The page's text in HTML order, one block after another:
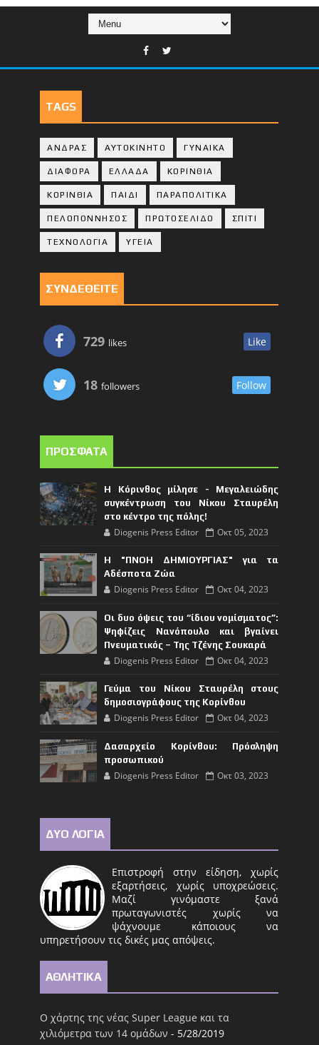
TAGS
ΑΝΔΡΑΣ ΑΥΤΟΚΙΝΗΤΟ ΓΥΝΑΙΚΑ
ΔΙΑΦΟΡΑ ΕΛΛΑΔΑ ΚΟΡΙΝΘΙΑ
ΚΟΡΙΝΘΙA ΠΑΙΔΙ ΠΑΡΑΠΟΛΙΤΙΚΑ
ΠΕΛΟΠΟΝΝΗΣΟΣ ΠΡΩΤΟΣΕΛΙΔΟ ΣΠΙΤΙ
ΤΕΧΝΟΛΟΓΙΑ ΥΓΕΙΑ
ΣΥΝΔΕΘΕΙΤΕ
729 likes Like
18 followers Follow
ΠΡΟΣΦΑΤΑ
Η Κόρινθος μίλησε - Μεγαλειώδης
συγκέντρωση του Νίκου Σταυρέλη
στο κέντρο της πόλης!
Diogenis Press Editor Οκτ 05, 2023
Η "ΠΝΟΗ ΔΗΜΙΟΥΡΓΙΑΣ" για τα
Αδέσποτα Ζώα
Diogenis Press Editor Οκτ 04, 2023
Οι δυο όψεις του “ίδιου νομίσματος”:
Ψηφίζεις Νανόπουλο και βγαίνει
Πνευματικός – Της Τζένης Σουκαρά
Diogenis Press Editor Οκτ 04, 2023
Γεύμα του Νίκου Σταυρέλη στους
δημοσιογράφους της Κορίνθου
Diogenis Press Editor Οκτ 04, 2023
Δασαρχείο Κορίνθου: Πρόσληψη
προσωπικού
Diogenis Press Editor Οκτ 03, 2023
ΔΥΟ ΛΟΓΙΑ
Επιστροφή στην είδηση, χωρίς
εξαρτήσεις, χωρίς υποχρεώσεις.
Μαζί γινόμαστε ξανά
πρωταγωνιστές χωρίς να
ψάχνουμε κάποιους να
υπηρετήσουν τις δικές μας απόψεις.
ΑΘΛΗΤΙΚΑ
Ο χάρτης της νέας Super League και τα
χιλιόμετρα των 14 ομάδων - 5/28/2019